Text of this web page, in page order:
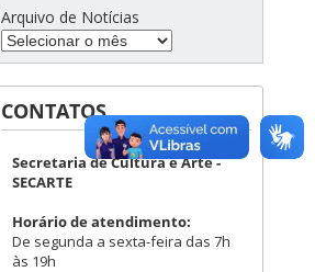
Arquivo de Notícias
CONTATOS
Secretaria de Cultura e Arte -
SECARTE
Horário de atendimento:
De segunda a sexta-feira das 7h
às 19h